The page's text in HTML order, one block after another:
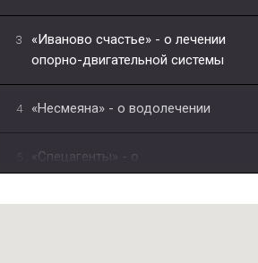
3
«Иваново счастье» - о лечении
опорно-двигательной системы
4 «Несмеяна» - о водолечении
«Спецагенты» - о
физиотерапевтическом лечении